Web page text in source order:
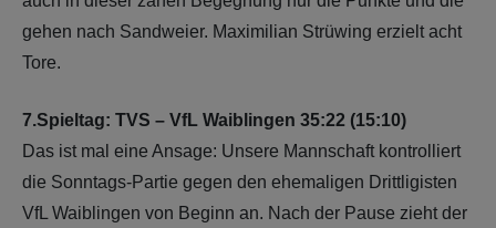
gehen nach Sandweier. Maximilian Strüwing erzielt acht
Tore.
7.Spieltag: TVS – VfL Waiblingen 35:22 (15:10)
Das ist mal eine Ansage: Unsere Mannschaft kontrolliert
die Sonntags-Partie gegen den ehemaligen Drittligisten
VfL Waiblingen von Beginn an. Nach der Pause zieht der